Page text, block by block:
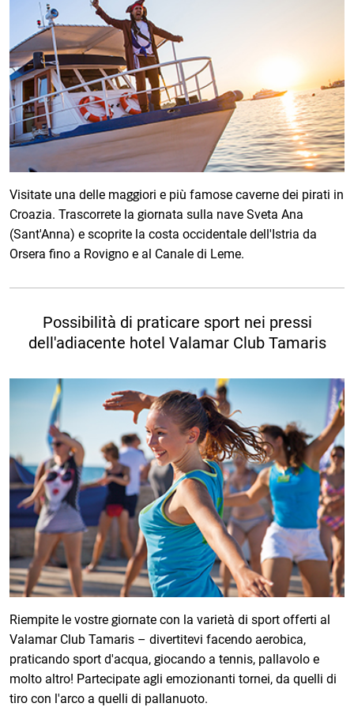
Visitate una delle maggiori e più famose caverne dei pirati in
Croazia. Trascorrete la giornata sulla nave Sveta Ana
(Sant'Anna) e scoprite la costa occidentale dell'Istria da
Orsera fino a Rovigno e al Canale di Leme.
Possibilità di praticare sport nei pressi
dell'adiacente hotel Valamar Club Tamaris
Riempite le vostre giornate con la varietà di sport offerti al
Valamar Club Tamaris – divertitevi facendo aerobica,
praticando sport d'acqua, giocando a tennis, pallavolo e
molto altro! Partecipate agli emozionanti tornei, da quelli di
tiro con l'arco a quelli di pallanuoto.